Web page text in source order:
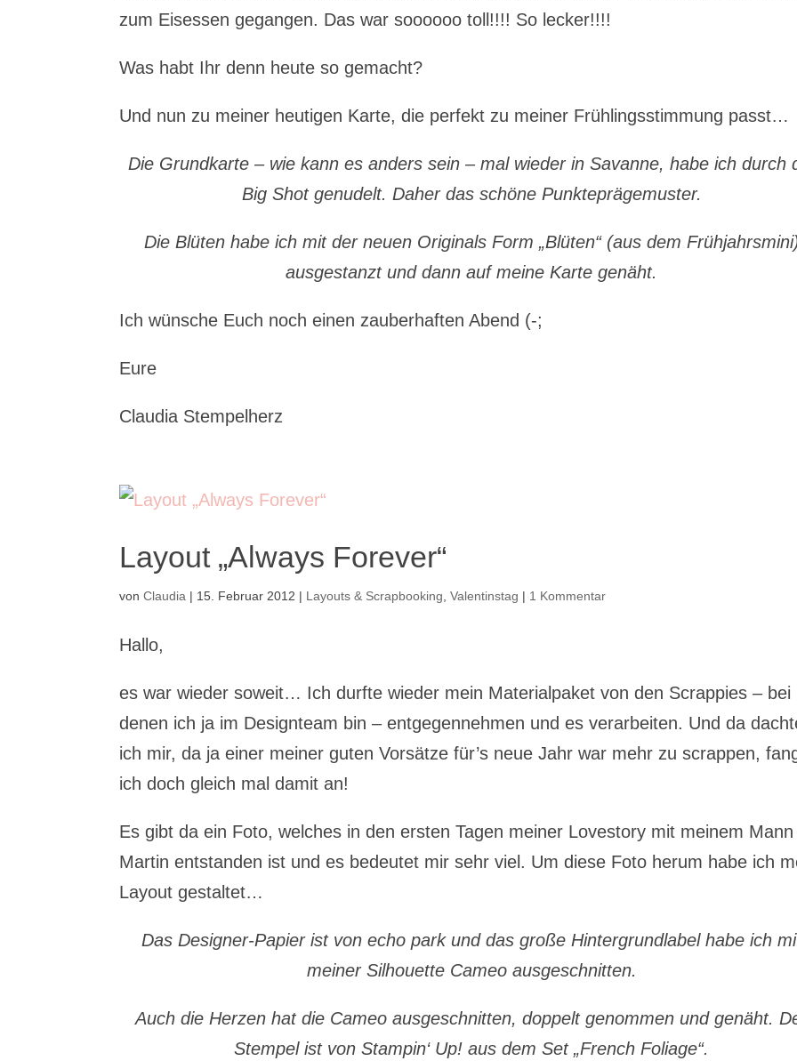
zum Eisessen gegangen. Das war soooooo toll!!!! So lecker!!!!
Was habt Ihr denn heute so gemacht?
Und nun zu meiner heutigen Karte, die perfekt zu meiner Frühlingsstimmung passt…
Die Grundkarte – wie kann es anders sein – mal wieder in Savanne, habe ich durch
Big Shot genudelt. Daher das schöne Punkteprägemuster.
Die Blüten habe ich mit der neuen Originals Form „Blüten“ (aus dem
ausgestanzt und dann auf meine Karte genäht.
Ich wünsche Euch noch einen zauberhaften Abend (-;
Eure
Claudia Stempelherz
Layout „Always Forever“
vonClaudia | 15. Februar 2012 | Layouts & Scrapbooking ,Valentinstag | 1 Kommentar
Hallo,
es war wieder soweit… Ich durfte wieder mein Materialpaket von den Scrappies – bei
denen ich ja im Designteam bin – entgegennehmen und es verarbeiten. Und da
ich mir, da ja einer meiner guten Vorsätze für’s neue Jahr war mehr zu scrappen,
ich doch gleich mal damit an!
Es gibt da ein Foto, welches in den ersten Tagen meiner Lovestory mit meinem Mann
Martin entstanden ist und es bedeutet mir sehr viel. Um diese Foto herum habe ich
Layout gestaltet…
Das Designer-Papier ist von echo park und das große Hintergrundlabel habe ich
meiner Silhouette Cameo ausgeschnitten.
Auch die Herzen hat die Cameo ausgeschnitten, doppelt genommen und genäht.
Stempel ist von Stampin‘ Up! aus dem Set „French Foliage“.